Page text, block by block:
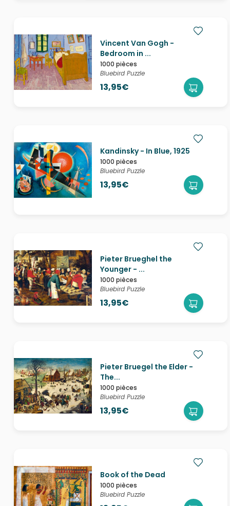
Vincent Van Gogh -
Bedroom in ...
1000 pièces
Bluebird Puzzle
13,95€
Kandinsky - In Blue, 1925
1000 pièces
Bluebird Puzzle
13,95€
Pieter Brueghel the
Younger - ...
1000 pièces
Bluebird Puzzle
13,95€
Pieter Bruegel the Elder -
The...
1000 pièces
Bluebird Puzzle
13,95€
Book of the Dead
1000 pièces
Bluebird Puzzle